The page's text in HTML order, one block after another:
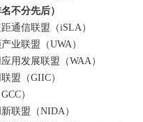
名不分先后）
通信联盟（iSLA）
业联盟（UWA）
用发展联盟（WAA）
盟（GIIC）
）
联盟（NIDA）